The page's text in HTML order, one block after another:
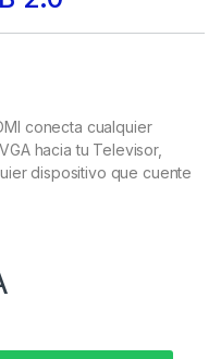
conecta cualquier
hacia tu Televisor,
dispositivo que cuente